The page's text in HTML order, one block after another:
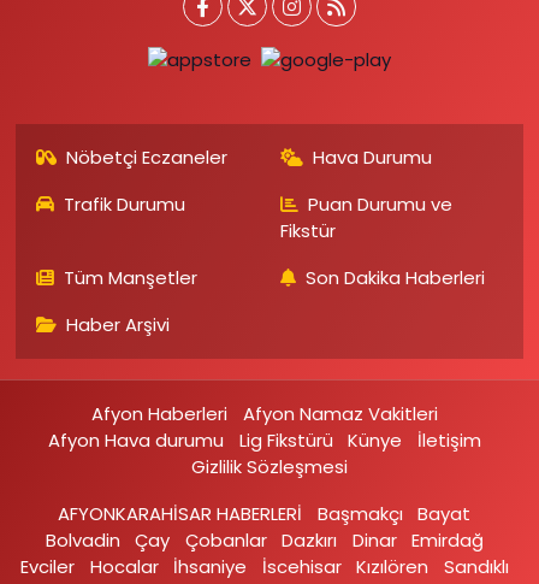
Nöbetçi Eczaneler
Hava Durumu
Trafik Durumu
Puan Durumu ve
Fikstür
Tüm Manşetler
Son Dakika Haberleri
Haber Arşivi
Afyon Haberleri
Afyon Namaz Vakitleri
Afyon Hava durumu
Lig Fikstürü Künye
İletişim
Gizlilik Sözleşmesi
AFYONKARAHİSAR HABERLERİ
Başmakçı
Bayat
Bolvadin
Çay Çobanlar Dazkırı Dinar Emirdağ‎
Evciler‎
Hocalar İhsaniye‎ İscehisar Kızılören‎
Sandıklı‎